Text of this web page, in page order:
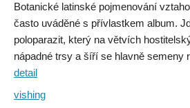
Botanické latinské pojmenování
často uváděné s přívlastkem album.
poloparazit, který na větvích
nápadné trsy a šíří se hlavně semeny
detail
vishing